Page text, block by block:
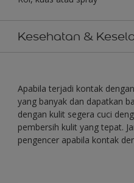
Kesehatan &
Apabila terjadi kontak
yang banyak dan dapatkan
dengan kulit segera cuci
pembersih kulit yang tepat.
pengencer apabila kontak